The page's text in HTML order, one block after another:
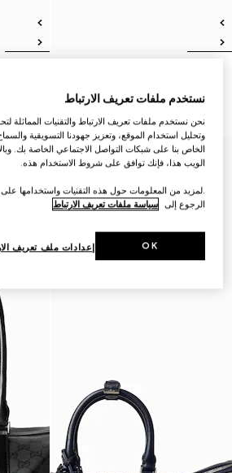
Gucci Essence Classic
AED 10,200
حقيبة
التخصيص بالأحرف الأولى التخصيص
نستخدم ملفات تعريف الارتباط
نحن نستخدم ملفات تعريف الارتباط والتقنيات المماثلة
وتحليل استخدام الموقع، وتعزيز جهودنا التسويقية
الخاص بنا على شبكات التواصل الاجتماعي الخاصة بك.
الويب هذا، فإنك توافق على شروط الاستخدام هذه.
.لمزيد من المعلومات حول هذه التقنيات واستخدامها
الرجوع إلى سياسة ملفات تعريف الارتباط
إعدادات ملف تعريف OK